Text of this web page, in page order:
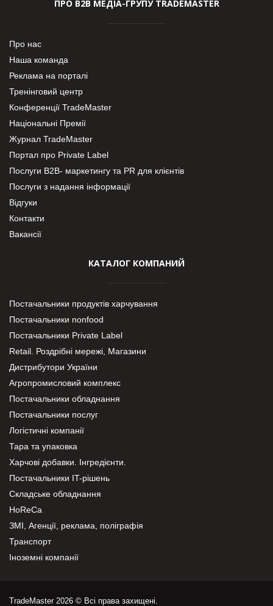
ПРО В2В МЕДІА-ГРУПУ TRADEMASTER
Про нас
Наша команда
Реклама на порталі
Тренінговий центр
Конференції TradeMaster
Національні Премії
Журнал TradeMaster
Портал про Private Label
Послуги В2В- маркетингу та PR для клієнтів
Послуги з надання інформації
Відгуки
Контакти
Вакансії
КАТАЛОГ КОМПАНИЙ
Постачальники продуктів харчування
Постачальники nonfood
Постачальники Private Label
Retail. Роздрібні мережі, Магазини
Дистрибутори України
Агропромисловий комплекс
Постачальники обладнання
Постачальники послуг
Логістичні компанії
Тара та упаковка
Харчові добавки. Інгредієнти.
Постачальники IT-рішень
Складське обладнання
HoReCa
ЗМІ, Агенції, реклама, поліграфія
Транспорт
Іноземні компанії
TradeMaster 2026 © Всі права захищені.